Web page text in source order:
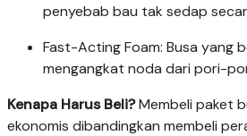
penyebab bau tak sedap
Fast-Acting Foam: Busa yang
mengangkat noda dari pori-
Kenapa Harus Beli?Membeli paket
ekonomis dibandingkan membeli